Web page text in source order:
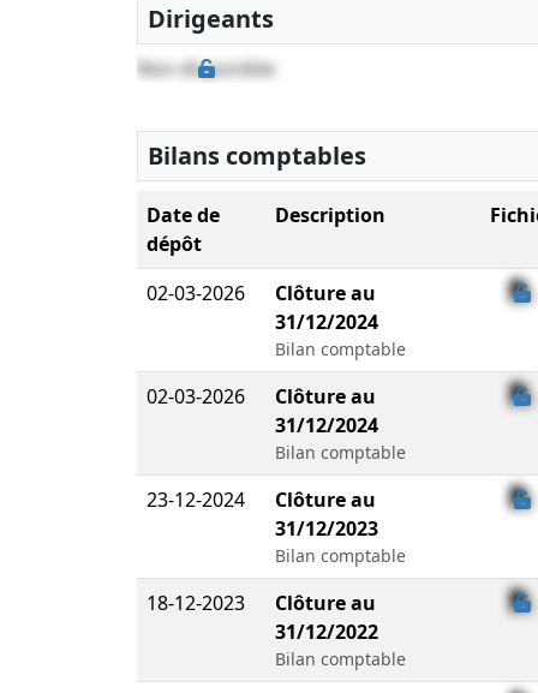
Dirigeants
Non disponible
Bilans comptables
Date de
dépôt
Description
02-03-2026
Clôture au
31/12/2024
Bilan comptable
02-03-2026
Clôture au
31/12/2024
Bilan comptable
23-12-2024
Clôture au
31/12/2023
Bilan comptable
18-12-2023
Clôture au
31/12/2022
Bilan comptable